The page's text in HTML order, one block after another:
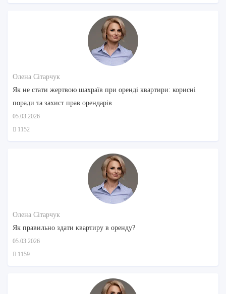
Олена Сітарчук
Як не стати жертвою шахраїв при оренді квартири: корисні
поради та захист прав орендарів
05.03.2026
1152
Олена Сітарчук
Як правильно здати квартиру в оренду?
05.03.2026
1159